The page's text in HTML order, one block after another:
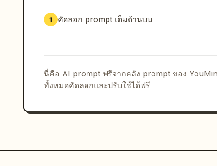
1 คัดลอก prompt เต็มด้านบน
นี่คือ AI prompt ฟรีจากคลัง prompt ของ
ทั้งหมดคัดลอกและปรับใช้ได้ฟรี